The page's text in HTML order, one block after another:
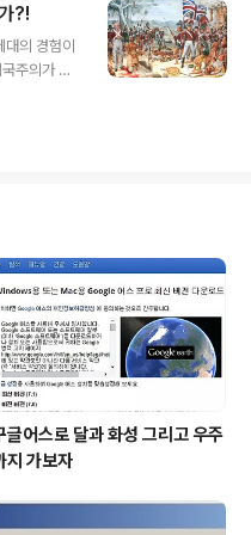
지 않습
사 중에 이
다고 해야
가 안옵니
?!
의 경험이
주의가 지
을 보자면
마디로
없지만… 적
이 그렇게
있습니다.
연 과거의 일
글어스로 달과 화성 그리고 우주
지 가보자